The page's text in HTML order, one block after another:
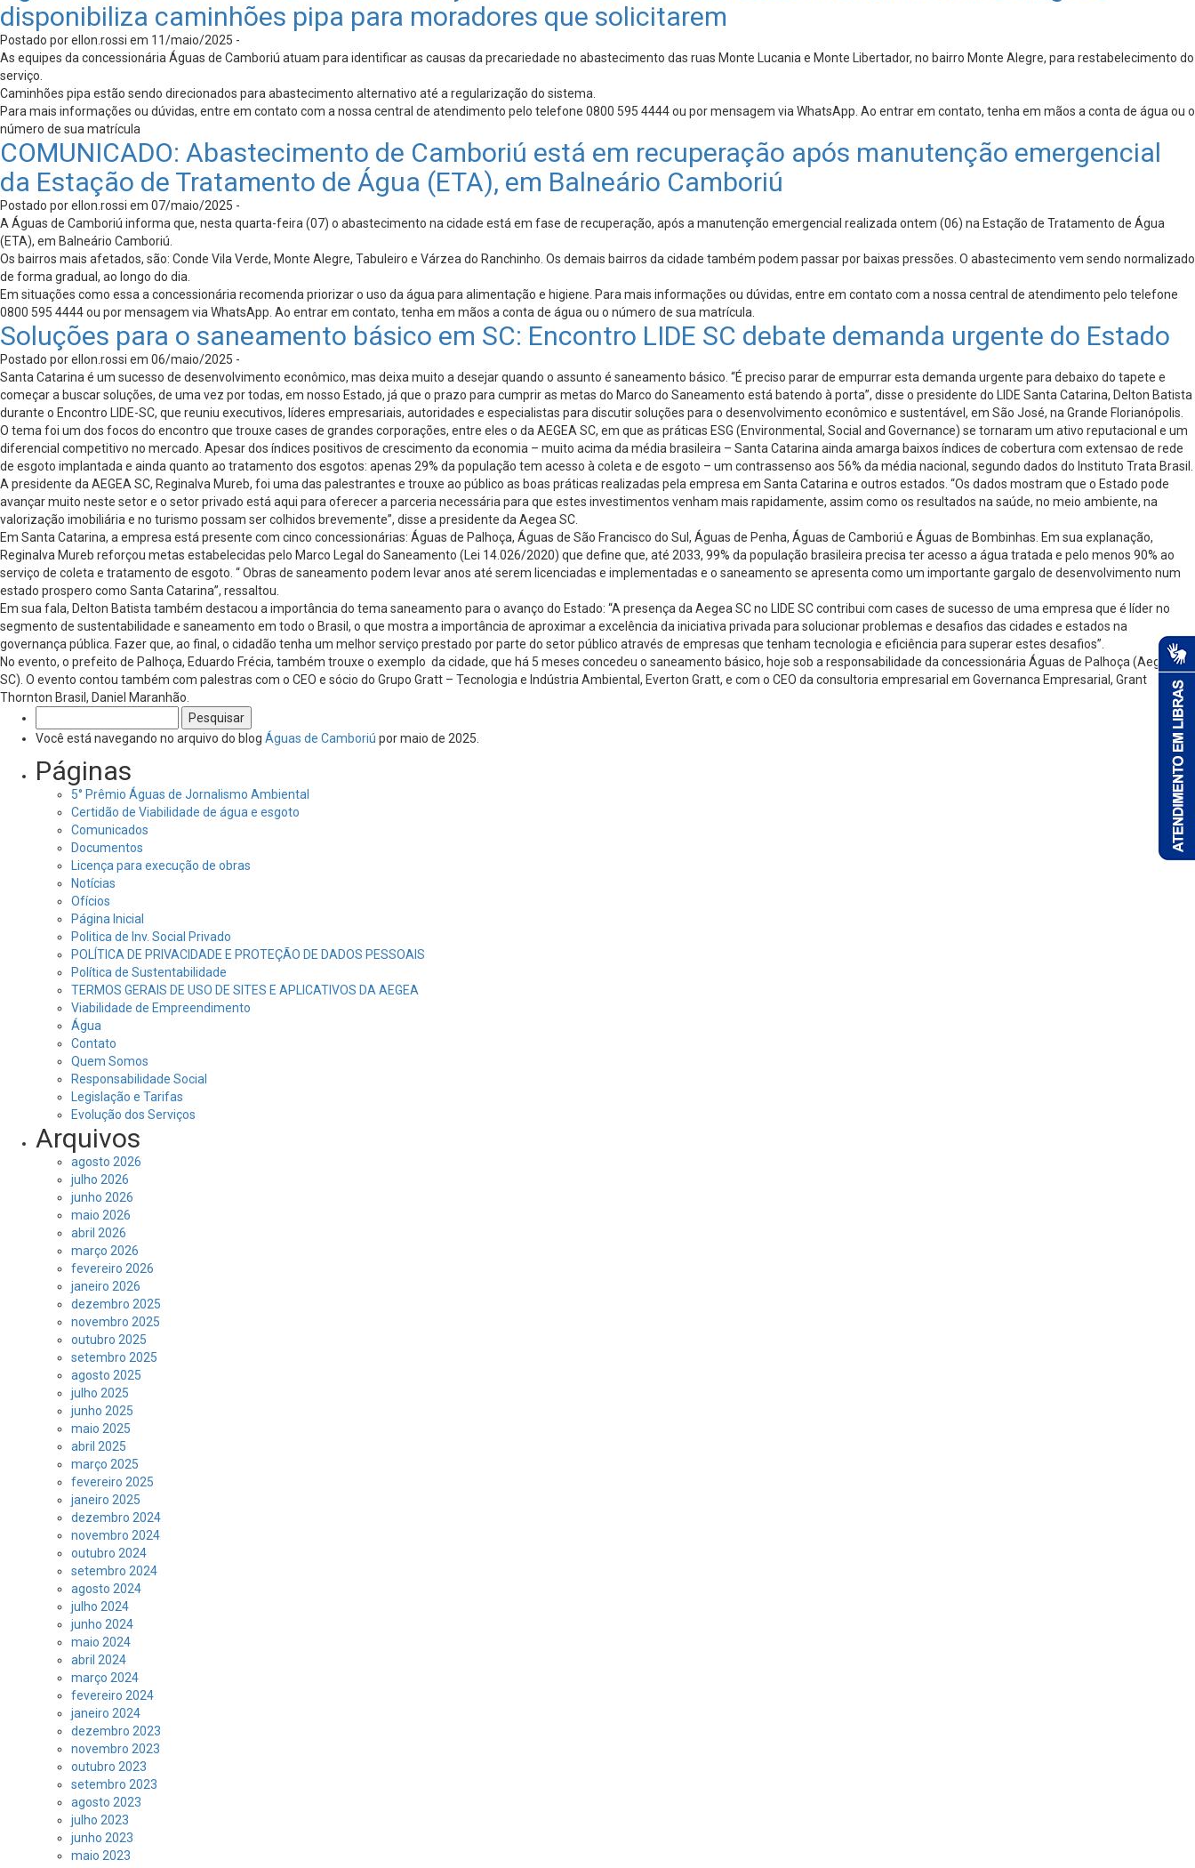
disponibiliza caminhões pipa para moradores que solicitarem
Postado por ellon.rossi em 11/maio/2025 -
As equipes da concessionária Águas de Camboriú atuam para identificar as causas da precariedade no abastecimento das ruas Monte Lucania e Monte Libertador, no bairro Monte Alegre, para restabelecimento do
serviço.
Caminhões pipa estão sendo direcionados para abastecimento alternativo até a regularização do sistema.
Para mais informações ou dúvidas, entre em contato com a nossa central de atendimento pelo telefone 0800 595 4444 ou por mensagem via WhatsApp. Ao entrar em contato, tenha em mãos a conta de água ou o
número de sua matrícula
COMUNICADO: Abastecimento de Camboriú está em recuperação após manutenção emergencial
da Estação de Tratamento de Água (ETA), em Balneário Camboriú
Postado por ellon.rossi em 07/maio/2025 -
A Águas de Camboriú informa que, nesta quarta-feira (07) o abastecimento na cidade está em fase de recuperação, após a manutenção emergencial realizada ontem (06) na Estação de Tratamento de Água
(ETA), em Balneário Camboriú.
Os bairros mais afetados, são: Conde Vila Verde, Monte Alegre, Tabuleiro e Várzea do Ranchinho. Os demais bairros da cidade também podem passar por baixas pressões. O abastecimento vem sendo normalizado
de forma gradual, ao longo do dia.
Em situações como essa a concessionária recomenda priorizar o uso da água para alimentação e higiene. Para mais informações ou dúvidas, entre em contato com a nossa central de atendimento pelo telefone
0800 595 4444 ou por mensagem via WhatsApp. Ao entrar em contato, tenha em mãos a conta de água ou o número de sua matrícula.
Soluções para o saneamento básico em SC: Encontro LIDE SC debate demanda urgente do Estado
Postado por ellon.rossi em 06/maio/2025 -
Santa Catarina é um sucesso de desenvolvimento econômico, mas deixa muito a desejar quando o assunto é saneamento básico. “É preciso parar de empurrar esta demanda urgente para debaixo do tapete e
começar a buscar soluções, de uma vez por todas, em nosso Estado, já que o prazo para cumprir as metas do Marco do Saneamento está batendo à porta”, disse o presidente do LIDE Santa Catarina, Delton Batista
durante o Encontro LIDE-SC, que reuniu executivos, líderes empresariais, autoridades e especialistas para discutir soluções para o desenvolvimento econômico e sustentável, em São José, na Grande Florianópolis.
O tema foi um dos focos do encontro que trouxe cases de grandes corporações, entre eles o da AEGEA SC, em que as práticas ESG (Environmental, Social and Governance) se tornaram um ativo reputacional e um
diferencial competitivo no mercado. Apesar dos índices positivos de crescimento da economia – muito acima da média brasileira – Santa Catarina ainda amarga baixos índices de cobertura com extensao de rede
de esgoto implantada e ainda quanto ao tratamento dos esgotos: apenas 29% da população tem acesso à coleta e de esgoto – um contrassenso aos 56% da média nacional, segundo dados do Instituto Trata Brasil.
A presidente da AEGEA SC, Reginalva Mureb, foi uma das palestrantes e trouxe ao público as boas práticas realizadas pela empresa em Santa Catarina e outros estados. “Os dados mostram que o Estado pode
avançar muito neste setor e o setor privado está aqui para oferecer a parceria necessária para que estes investimentos venham mais rapidamente, assim como os resultados na saúde, no meio ambiente, na
valorização imobiliária e no turismo possam ser colhidos brevemente”, disse a presidente da Aegea SC.
Em Santa Catarina, a empresa está presente com cinco concessionárias: Águas de Palhoça, Águas de São Francisco do Sul, Águas de Penha, Águas de Camboriú e Águas de Bombinhas. Em sua explanação,
Reginalva Mureb reforçou metas estabelecidas pelo Marco Legal do Saneamento (Lei 14.026/2020) que define que, até 2033, 99% da população brasileira precisa ter acesso a água tratada e pelo menos 90% ao
serviço de coleta e tratamento de esgoto. “ Obras de saneamento podem levar anos até serem licenciadas e implementadas e o saneamento se apresenta como um importante gargalo de desenvolvimento num
estado prospero como Santa Catarina”, ressaltou.
Em sua fala, Delton Batista também destacou a importância do tema saneamento para o avanço do Estado: “A presença da Aegea SC no LIDE SC contribui com cases de sucesso de uma empresa que é líder no
segmento de sustentabilidade e saneamento em todo o Brasil, o que mostra a importância de aproximar a excelência da iniciativa privada para solucionar problemas e desafios das cidades e estados na
governança pública. Fazer que, ao final, o cidadão tenha um melhor serviço prestado por parte do setor público através de empresas que tenham tecnologia e eficiência para superar estes desafios”.
No evento, o prefeito de Palhoça, Eduardo Frécia, também trouxe o exemplo da cidade, que há 5 meses concedeu o saneamento básico, hoje sob a responsabilidade da concessionária Águas de Palhoça (Aegea
SC). O evento contou também com palestras com o CEO e sócio do Grupo Gratt – Tecnologia e Indústria Ambiental, Everton Gratt, e com o CEO da consultoria empresarial em Governanca Empresarial, Grant
Thornton Brasil, Daniel Maranhão.
por:
Você está navegando no arquivo do blog Águas de Camboriú por maio de 2025.
Páginas
5° Prêmio Águas de Jornalismo Ambiental
Certidão de Viabilidade de água e esgoto
Comunicados
Documentos
Licença para execução de obras
Notícias
Ofícios
Página Inicial
Politica de Inv. Social Privado
POLÍTICA DE PRIVACIDADE E PROTEÇÃO DE DADOS PESSOAIS
Política de Sustentabilidade
TERMOS GERAIS DE USO DE SITES E APLICATIVOS DA AEGEA
Viabilidade de Empreendimento
Água
Contato
Quem Somos
Responsabilidade Social
Legislação e Tarifas
Evolução dos Serviços
Arquivos
agosto 2026
julho 2026
junho 2026
maio 2026
abril 2026
março 2026
fevereiro 2026
janeiro 2026
dezembro 2025
novembro 2025
outubro 2025
setembro 2025
agosto 2025
julho 2025
junho 2025
maio 2025
abril 2025
março 2025
fevereiro 2025
janeiro 2025
dezembro 2024
novembro 2024
outubro 2024
setembro 2024
agosto 2024
julho 2024
junho 2024
maio 2024
abril 2024
março 2024
fevereiro 2024
janeiro 2024
dezembro 2023
novembro 2023
outubro 2023
setembro 2023
agosto 2023
julho 2023
junho 2023
maio 2023